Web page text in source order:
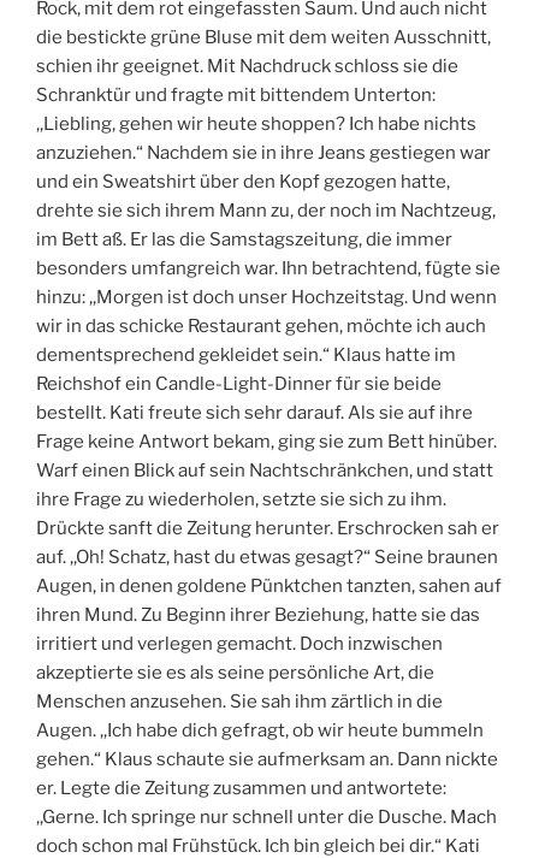
Rock, mit dem rot eingefassten Saum. Und auch nicht
die bestickte grüne Bluse mit dem weiten Ausschnitt,
schien ihr geeignet. Mit Nachdruck schloss sie die
Schranktür und fragte mit bittendem Unterton:
,,Liebling, gehen wir heute shoppen? Ich habe nichts
anzuziehen.“ Nachdem sie in ihre Jeans gestiegen war
und ein Sweatshirt über den Kopf gezogen hatte,
drehte sie sich ihrem Mann zu, der noch im Nachtzeug,
im Bett aß. Er las die Samstagszeitung, die immer
besonders umfangreich war. Ihn betrachtend, fügte sie
hinzu: ,,Morgen ist doch unser Hochzeitstag. Und wenn
wir in das schicke Restaurant gehen, möchte ich auch
dementsprechend gekleidet sein.“ Klaus hatte im
Reichshof ein Candle-Light-Dinner für sie beide
bestellt. Kati freute sich sehr darauf. Als sie auf ihre
Frage keine Antwort bekam, ging sie zum Bett hinüber.
Warf einen Blick auf sein Nachtschränkchen, und statt
ihre Frage zu wiederholen, setzte sie sich zu ihm.
Drückte sanft die Zeitung herunter. Erschrocken sah er
auf. ,,Oh! Schatz, hast du etwas gesagt?“ Seine braunen
Augen, in denen goldene Pünktchen tanzten, sahen auf
ihren Mund. Zu Beginn ihrer Beziehung, hatte sie das
irritiert und verlegen gemacht. Doch inzwischen
akzeptierte sie es als seine persönliche Art, die
Menschen anzusehen. Sie sah ihm zärtlich in die
Augen. ,,Ich habe dich gefragt, ob wir heute bummeln
gehen.“ Klaus schaute sie aufmerksam an. Dann nickte
er. Legte die Zeitung zusammen und antwortete:
,,Gerne. Ich springe nur schnell unter die Dusche. Mach
doch schon mal Frühstück. Ich bin gleich bei dir.“ Kati